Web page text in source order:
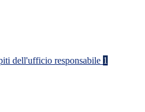
dell'ufficio responsabile 1